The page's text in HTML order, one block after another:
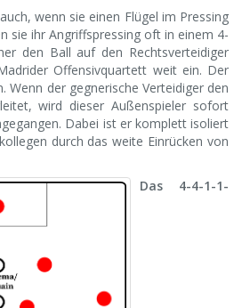
wenn sie einen Flügel im Pressing
sie ihr Angriffspressing oft in einem 4-
den Ball auf den Rechtsverteidiger
Offensivquartett weit ein. Der
Wenn der gegnerische Verteidiger den
wird dieser Außenspieler sofort
Dabei ist er komplett isoliert
durch das weite Einrücken von
Das 4-4-1-1-